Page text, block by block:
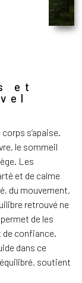
et
s’apaise.
le sommeil
Les
et de calme
du mouvement,
retrouvé ne
de les
confiance.
dans ce
soutient